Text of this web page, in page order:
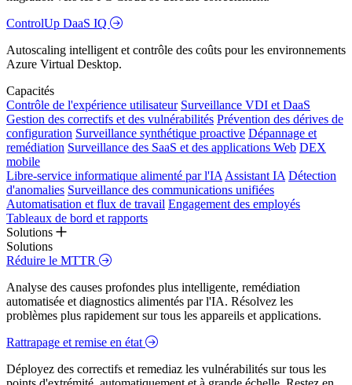
ControlUp DaaS IQ
Autoscaling intelligent et contrôle des coûts pour les environnements
Azure Virtual Desktop.
Capacités
Contrôle de l'expérience utilisateur Surveillance VDI et DaaS
Gestion des correctifs et des vulnérabilités Prévention des dérives de
configuration Surveillance synthétique proactive Dépannage et
remédiation Surveillance des SaaS et des applications Web DEX
mobile
Libre-service informatique alimenté par l'IA Assistant IA Détection
d'anomalies Surveillance des communications unifiées
Automatisation et flux de travail Engagement des employés
Tableaux de bord et rapports
Solutions
Solutions
Réduire le MTTR
Analyse des causes profondes plus intelligente, remédiation
automatisée et diagnostics alimentés par l'IA. Résolvez les
problèmes plus rapidement sur tous les appareils et applications.
Rattrapage et remise en état
Déployez des correctifs et remediaz les vulnérabilités sur tous les